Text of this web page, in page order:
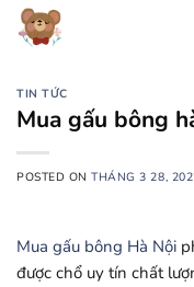
Chuyển
đến
dungTIN TỨC
Mua gấu bông
POSTED ONTHÁNG 3 28,
Mua gấu bông Hà Nội
được chổ uy tín chất